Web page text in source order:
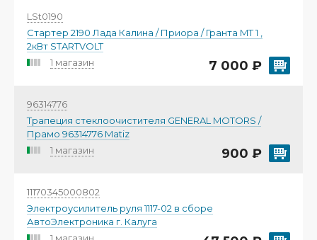
LSt0190
Стартер 2190 Лада Калина / Приора / Гранта MT 1 ,
2кВт STARTVOLT
1 магазин
7 000 ₽
96314776
Трапеция стеклоочистителя GENERAL MOTORS /
Прамо 96314776 Matiz
1 магазин
900 ₽
11170345000802
Электроусилитель руля 1117-02 в сборе
АвтоЭлектроника г. Калуга
1 магазин